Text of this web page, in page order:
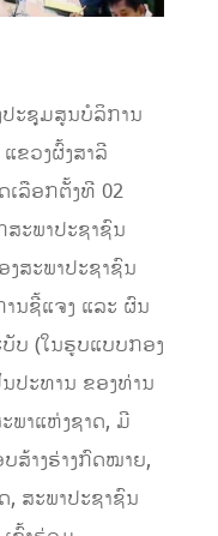
ະຊຸມສູນບໍລິການ
ຂວງຜົ້ງສາລີ
ເລືອກຕັ້ງທີ 02
ະພາປະຊາຊົນ
ສະພາປະຊາຊົນ
ນຊີ້ແຈງ ແລະ ຜົນ
ບ (ໃນຮູບແບບກອງ
ປະທານ ຂອງທ່ານ
ພາແຫ່ງຊາດ, ມີ
ສ້າງຮ່າງກົດໝາຍ,
, ສະພາປະຊາຊົນ